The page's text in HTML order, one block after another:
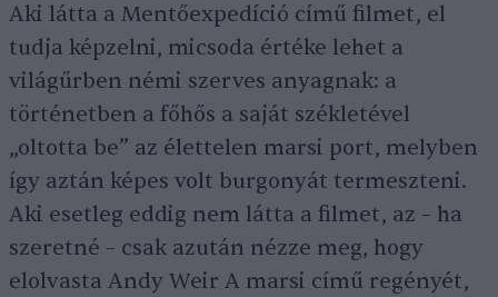
Aki látta a Mentőexpedíció című filmet, el
tudja képzelni, micsoda értéke lehet a
világűrben némi szerves anyagnak: a
történetben a főhős a saját székletével
„oltotta be” az élettelen marsi port, melyben
így aztán képes volt burgonyát termeszteni.
Aki esetleg eddig nem látta a filmet, az – ha
szeretné – csak azután nézze meg, hogy
elolvasta Andy Weir A marsi című regényét,